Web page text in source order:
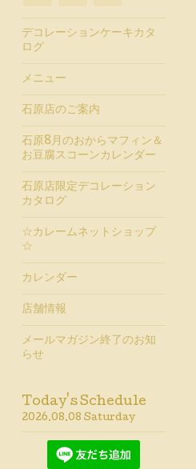
デコレーションケーキカタ
ログ
メニュー
石原店のご案内
石原8月のおからマフィン＆
お豆腐スコーンカレンダー
石原店限定デコレーション
カタログ
☆カレームネットショップ
☆
カレンダー
店舗情報
メールマガジン終了のお知
らせ
Today's Schedule
2026.08.08 Saturday